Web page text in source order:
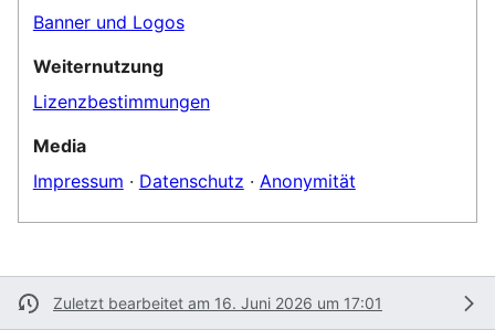
Banner und Logos
Weiternutzung
Lizenzbestimmungen
Media
Impressum · Datenschutz · Anonymität
Zuletzt bearbeitet am 16. Juni 2026 um 17:01